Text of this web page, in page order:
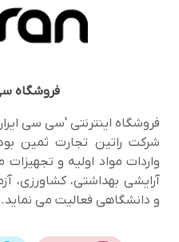
فروشگاه
فروشگاه اینترنتی 'سی سی
شرکت راتین تجارت ثمین
واردات مواد اولیه و تجهیزات
آرایشی بهداشتی، کشاورزی،
و دانشگاهی فعالیت می نماید.